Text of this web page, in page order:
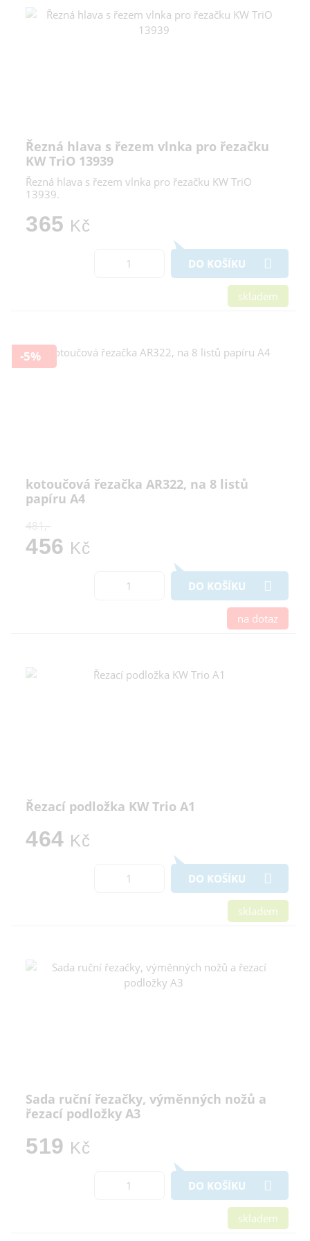
Řezná hlava s řezem vlnka pro řezačku
KW TriO 13939
Řezná hlava s řezem vlnka pro řezačku KW TriO
13939.
365 Kč
DO KOŠÍKU
skladem
-5%
kotoučová řezačka AR322, na 8 listů
papíru A4
481,-
456 Kč
DO KOŠÍKU
na dotaz
Řezací podložka KW Trio A1
464 Kč
DO KOŠÍKU
skladem
Sada ruční řezačky, výměnných nožů a
řezací podložky A3
519 Kč
DO KOŠÍKU
skladem